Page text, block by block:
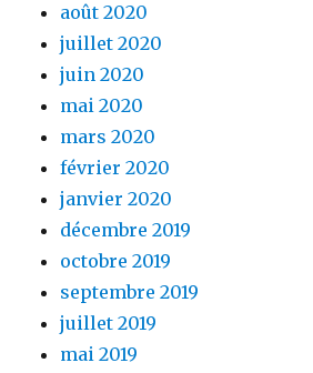
août 2020
juillet 2020
juin 2020
mai 2020
mars 2020
février 2020
janvier 2020
décembre 2019
octobre 2019
septembre 2019
juillet 2019
mai 2019